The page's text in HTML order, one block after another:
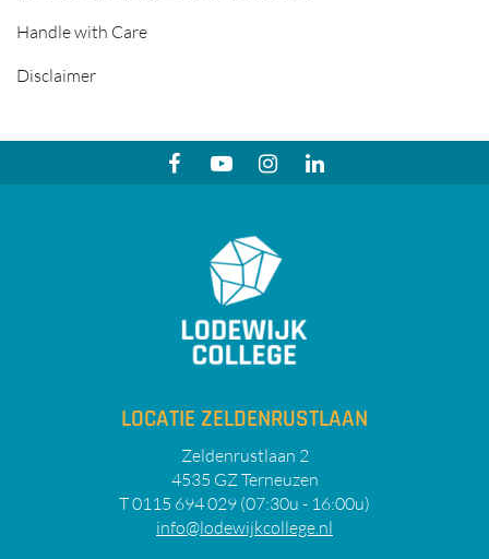
Handle with Care
Disclaimer
LOCATIE ZELDENRUSTLAAN
Zeldenrustlaan 2
4535 GZ Terneuzen
T 0115 694 029 (07:30u - 16:00u)
info@lodewijkcollege.nl